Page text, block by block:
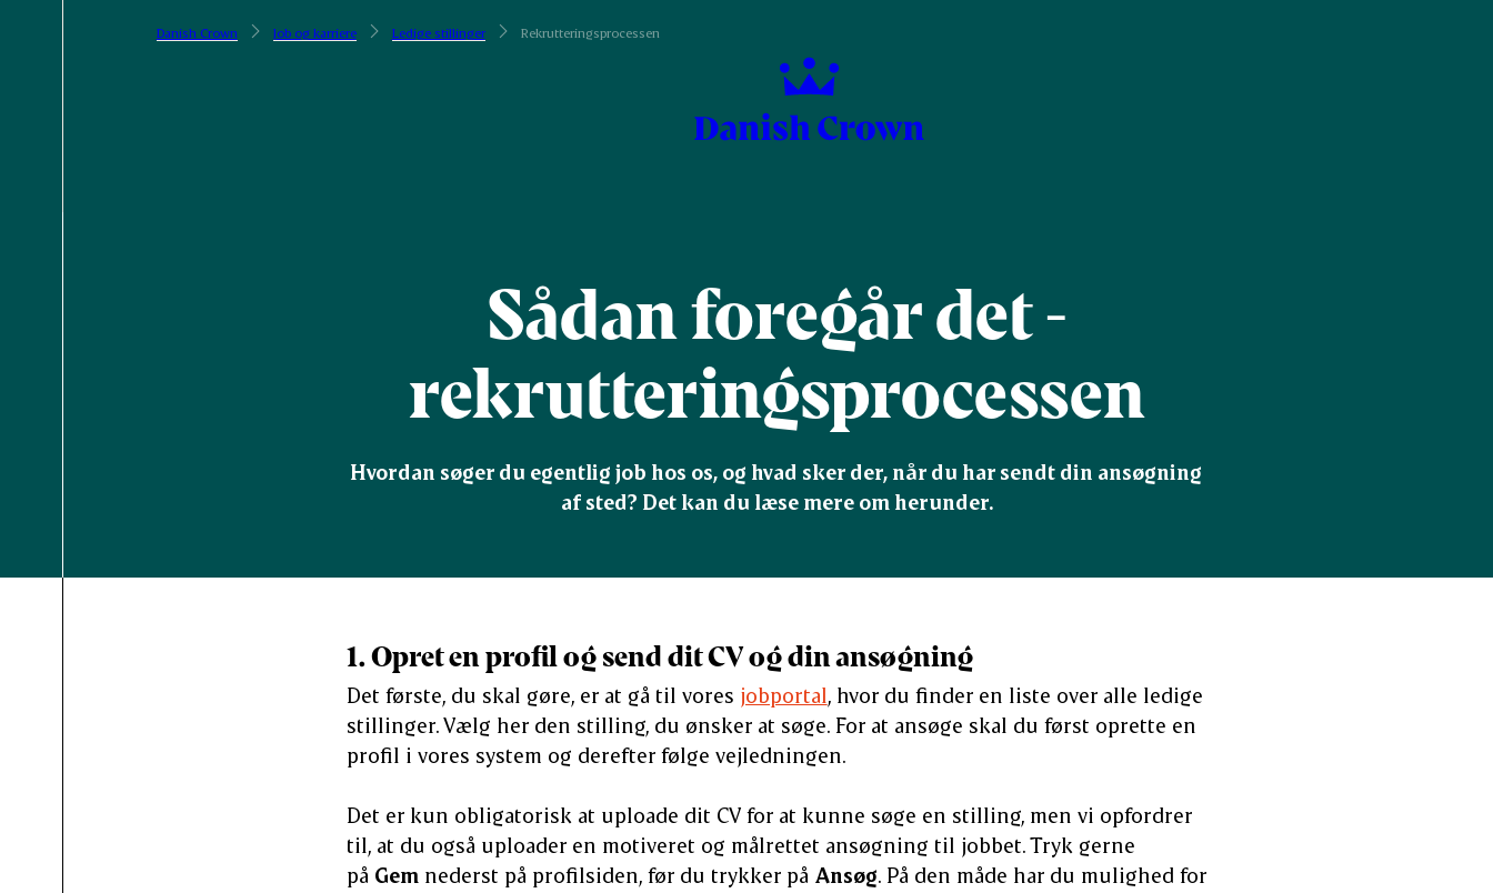
Danish Crown Job og karriere Ledige stillinger Rekrutteringsprocessen
Sådan foregår det -
rekrutteringsprocessen
Hvordan søger du egentlig job hos os, og hvad sker der, når du har sendt din ansøgning
af sted? Det kan du læse mere om herunder.
1. Opret en profil og send dit CV og din ansøgning
Det første, du skal gøre, er at gå til vores jobportal, hvor du finder en liste over alle ledige
stillinger. Vælg her den stilling, du ønsker at søge. For at ansøge skal du først oprette en
profil i vores system og derefter følge vejledningen.
Det er kun obligatorisk at uploade dit CV for at kunne søge en stilling, men vi opfordrer
til, at du også uploader en motiveret og målrettet ansøgning til jobbet. Tryk gerne
på Gem nederst på profilsiden, før du trykker på Ansøg. På den måde har du mulighed for